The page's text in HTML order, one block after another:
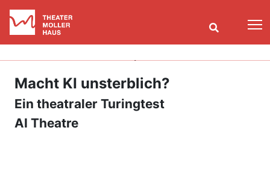
Macht KI unsterblich?
Ein theatraler Turingtest
AI Theatre